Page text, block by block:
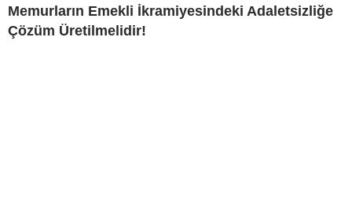
Memurların Emekli İkramiyesindeki Adaletsizliğe
Çözüm Üretilmelidir!